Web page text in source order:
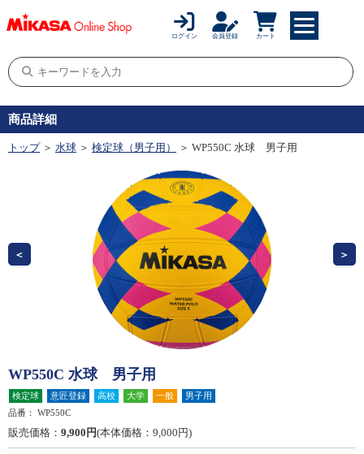
ログイン 会員登録 カート
商品詳細
トップ ＞ 水球 ＞ 検定球（男子用） ＞ WP550C 水球 男子用
WP550C 水球 男子用
検定球 意匠登録 高校 大学 一般
男子用
品番：
WP550C
販売価格： 9,900円(本体価格：9,000円)